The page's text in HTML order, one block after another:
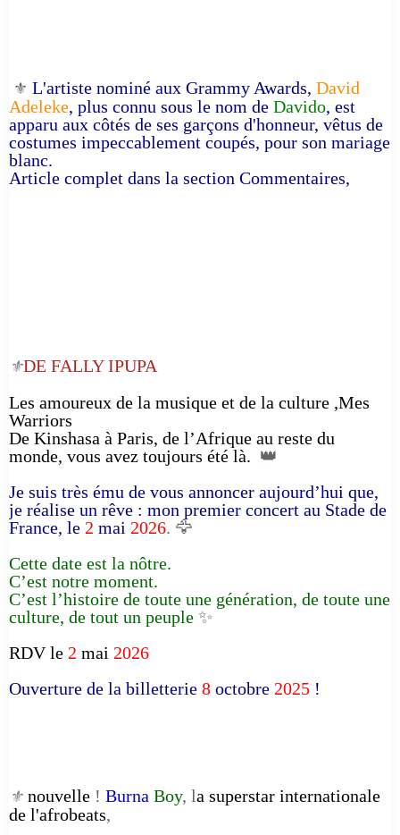
⚜️ L'artiste nominé aux Grammy Awards, David
Adeleke, plus connu sous le nom de Davido, est
apparu aux côtés de ses garçons d'honneur, vêtus de
costumes impeccablement coupés, pour son mariage
blanc.
Article complet dans la section Commentaires,
⚜️DE FALLY IPUPA
Les amoureux de la musique et de la culture ,Mes
Warriors
De Kinshasa à Paris, de l’Afrique au reste du
monde, vous avez toujours été là. 👑
Je suis très ému de vous annoncer aujourd’hui que,
je réalise un rêve : mon premier concert au Stade de
France, le 2 mai 2026. 🦅
Cette date est la nôtre.
C’est notre moment.
C’est l’histoire de toute une génération, de toute une
culture, de tout un peuple ✨
RDV le 2 mai 2026
Ouverture de la billetterie 8 octobre 2025 !
⚜️ nouvelle ! Burna Boy, la superstar internationale
de l'afrobeats,